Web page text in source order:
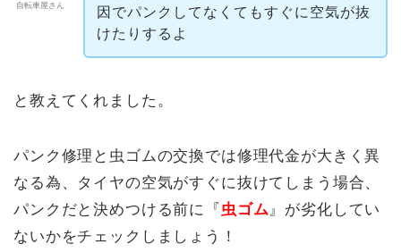
自転車屋さん
因でパンクしてなくてもすぐに空気が抜
けたりするよ
と教えてくれました。
パンク修理と虫ゴムの交換では修理代金が大きく異
なる為、タイヤの空気がすぐに抜けてしまう場合、
パンクだと決めつける前に『 虫ゴム 』が劣化してい
ないかをチェックしましょう！